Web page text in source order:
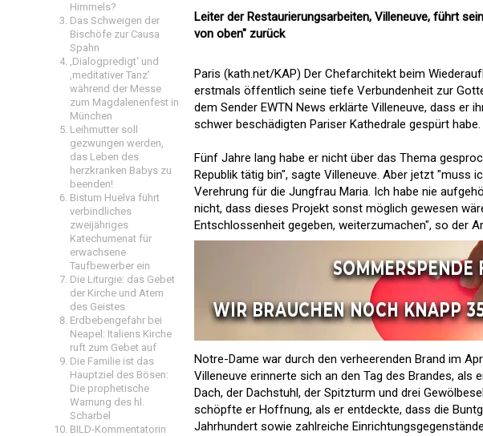
Himmels?
Das Schweigen der
Bischöfe zur Causa
Spahn
‚Dialogpredigt‘ und
‚meditativer Tanz’
während der Messe
zum Magdalenenfest in
München
Leihmutter soll
gezwungen werden,
das Leben des
herzkranken Babys zu
beenden!
Bistum Huelva führt
verbindliches
zweijähriges
Katechumenat für
erwachsene
Taufbewerber ein
Die Liturgie: das Gebet
der Kirche und Atem
des Geistes
Erdbebengefahr bei
Neapel: Italiens Kirche
ruft zum Gebet auf
Die Familie ist das
Hauptziel des Bösen:
Die prophetische
Warnung des hl.
Scharbel
BILD-Kommentatorin
Leiter der Restaurierungsarbeiten, Villeneuve, führt
von oben" zurück
Paris (kath.net/KAP) Der Chefarchitekt beim
erstmals öffentlich seine tiefe Verbundenheit zur
dem Sender EWTN News erklärte Villeneuve, dass er
schwer beschädigten Pariser Kathedrale gespürt habe.
Fünf Jahre lang habe er nicht über das Thema
Republik tätig bin", sagte Villeneuve. Aber jetzt "muss
Verehrung für die Jungfrau Maria. Ich habe nie
nicht, dass dieses Projekt sonst möglich gewesen
Entschlossenheit gegeben, weiterzumachen", so der
Notre-Dame war durch den verheerenden Brand im
Villeneuve erinnerte sich an den Tag des Brandes, als
Dach, der Dachstuhl, der Spitzturm und drei
schöpfte er Hoffnung, als er entdeckte, dass die
Jahrhundert sowie zahlreiche